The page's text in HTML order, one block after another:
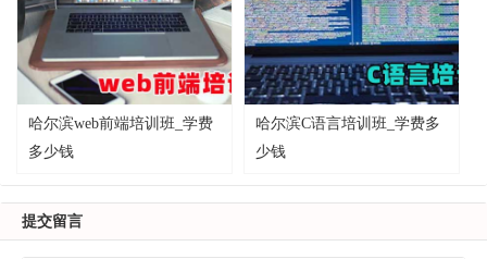
哈尔滨web前端培训班_学费
多少钱
哈尔滨C语言培训班_学费多
少钱
提交留言